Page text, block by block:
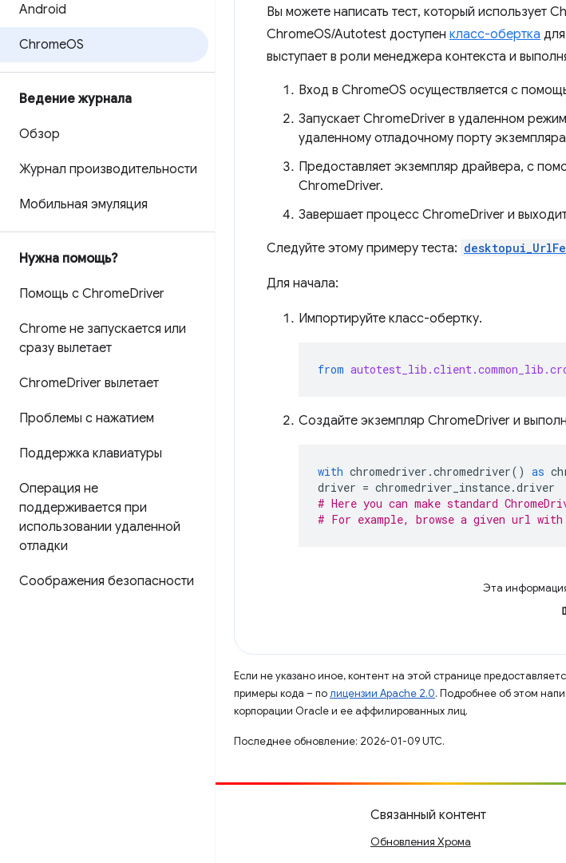
Android
ChromeOS
Ведение журнала
Обзор
Журнал производительности
Мобильная эмуляция
Нужна помощь?
Помощь с ChromeDriver
Chrome не запускается или
сразу вылетает
ChromeDriver вылетает
Проблемы с нажатием
Поддержка клавиатуры
Операция не
поддерживается при
использовании удаленной
отладки
Соображения безопасности
Вы можете написать тест, который использует
ChromeOS/Autotest доступен класс-обертка
выступает в роли менеджера контекста и
Вход в ChromeOS осуществляется с
Запускает ChromeDriver в удаленном
удаленному отладочному порту
Предоставляет экземпляр драйвера, с
ChromeDriver.
Завершает процесс ChromeDriver и
Следуйте этому примеру теста:
Для начала:
Импортируйте класс-обертку.
from
Создайте экземпляр ChromeDriver и
with chromedriver .chromedriver() as
driver = chromedriver_instance.driver
# Here you can make standard
# For example, browse a given url
Эта
Если не указано иное, контент на этой странице
примеры кода – полицензии Apache 2.0. Подробнее об этом
корпорации Oracle и ее аффилированных лиц.
Последнее обновление: 2026-01-09 UTC.
Связанный контент
Обновления Хрома